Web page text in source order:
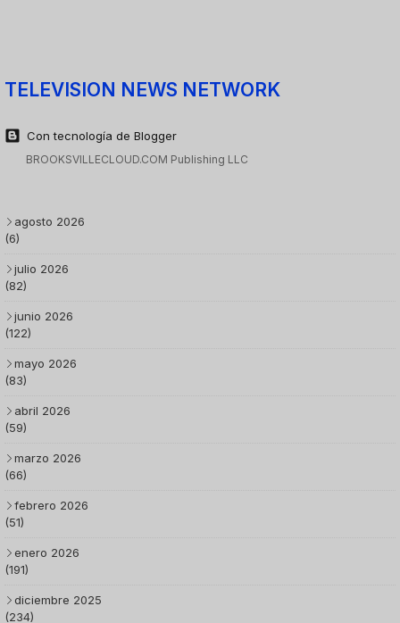
TELEVISION NEWS NETWORK
Con tecnología de Blogger
BROOKSVILLECLOUD.COM Publishing LLC
agosto 2026
(6)
julio 2026
(82)
junio 2026
(122)
mayo 2026
(83)
abril 2026
(59)
marzo 2026
(66)
febrero 2026
(51)
enero 2026
(191)
diciembre 2025
(234)